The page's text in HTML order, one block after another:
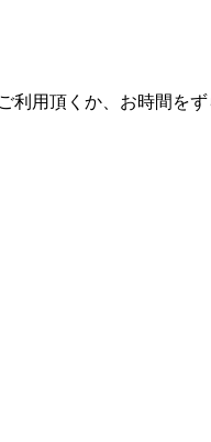
利用頂くか、お時間を